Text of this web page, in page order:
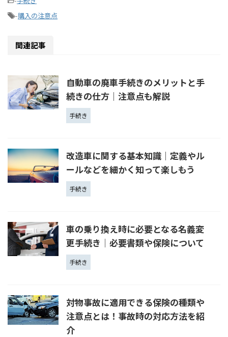
-購入の注意点
関連記事
自動車の廃車手続きのメリットと手
続きの仕方｜注意点も解説
手続き
改造車に関する基本知識｜定義やル
ールなどを細かく知って楽しもう
手続き
車の乗り換え時に必要となる名義変
更手続き│必要書類や保険について
手続き
対物事故に適用できる保険の種類や
注意点とは！事故時の対応方法を紹
介